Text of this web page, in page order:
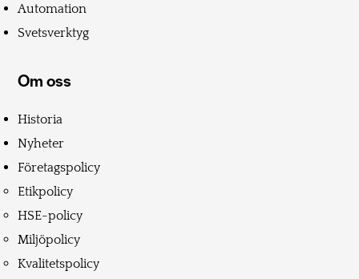
Automation
Svetsverktyg
Om oss
Historia
Nyheter
Företagspolicy
Etikpolicy
HSE-policy
Miljöpolicy
Kvalitetspolicy